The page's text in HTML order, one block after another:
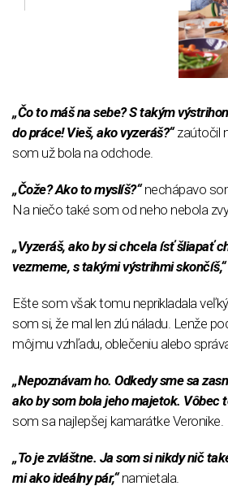
„Čo to máš na sebe? S takým
do práce! Vieš, ako vyzeráš?“zaútočil
som už bola na odchode.
„Čože? Ako to myslíš?“nechápavo
Na niečo také som od neho nebola
„Vyzeráš, ako by si chcela ísť šliapať
vezmeme, s takými výstrihmi skončíš,“
Ešte som však tomu neprikladala
som si, že mal len zlú náladu. Lenže
môjmu vzhľadu, oblečeniu alebo
„Nepoznávam ho. Odkedy sme sa
ako by som bola jeho majetok. Vôbec
som sa najlepšej kamarátke Veronike.
„To je zvláštne. Ja som si nikdy nič
mi ako ideálny pár,“namietala.